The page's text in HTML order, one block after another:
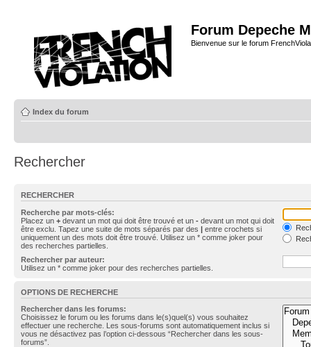
Forum Depeche
Bienvenue sur le forum
Index du forum
Rechercher
RECHERCHER
Recherche par mots-clés:
Placez un + devant un mot qui doit être trouvé et un - devant un mot qui doit
être exclu. Tapez une suite de mots séparés par des | entre crochets si
uniquement un des mots doit être trouvé. Utilisez un * comme joker pour
des recherches partielles.
Rechercher par auteur:
Utilisez un * comme joker pour des recherches partielles.
OPTIONS DE RECHERCHE
Rechercher dans les forums:
Choisissez le forum ou les forums dans le(s)quel(s) vous souhaitez
effectuer une recherche. Les sous-forums sont automatiquement inclus si
vous ne désactivez pas l’option ci-dessous “Rechercher dans les sous-
forums”.